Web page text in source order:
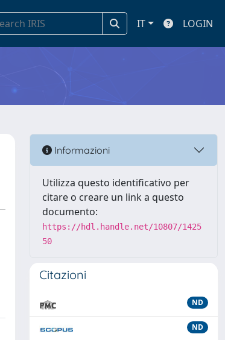
IT LOGIN
Informazioni
Utilizza questo identificativo per
citare o creare un link a questo
documento:
https://hdl.handle.net/10807/1425
50
Citazioni
ND
ND